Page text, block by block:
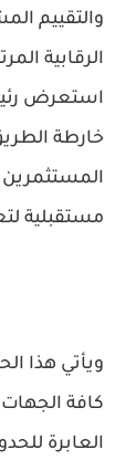
والتقييم
الرقابية
استعرض
خارطة
المستثمرين
مستقبلية
ويأتي هذا
كافة الجهات
العابرة